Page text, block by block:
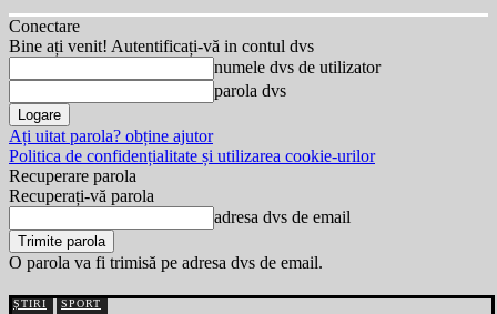
Conectare
Bine ați venit! Autentificați-vă in contul dvs
numele dvs de utilizator
parola dvs
Ați uitat parola? obține ajutor
Politica de confidențialitate și utilizarea cookie-urilor
Recuperare parola
Recuperați-vă parola
adresa dvs de email
O parola va fi trimisă pe adresa dvs de email.
ȘTIRI SPORT